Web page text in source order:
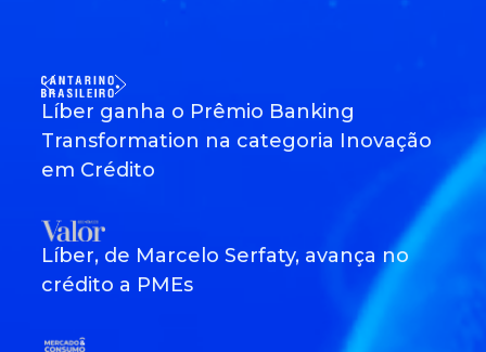
Líber ganha o Prêmio Banking
Transformation na categoria Inovação
em Crédito
Líber, de Marcelo Serfaty, avança no
crédito a PMEs